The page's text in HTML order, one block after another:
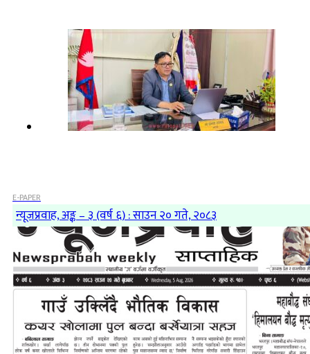
E-PAPER
न्यूजप्रवाह, अङ्क – ३ (वर्ष ६) : साउन २० गते, २०८३